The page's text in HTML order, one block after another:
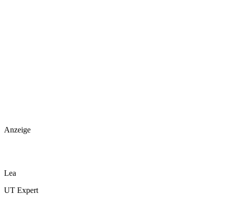
Anzeige
Lea
UT Expert